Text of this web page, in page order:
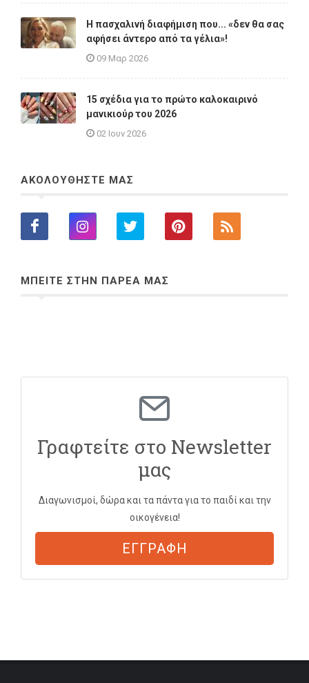
Η πασχαλινή διαφήμιση που... «δεν θα σας
αφήσει άντερο από τα γέλια»!
09 Μαρ 2026
15 σχέδια για το πρώτο καλοκαιρινό
μανικιούρ του 2026
02 Ιουν 2026
ΑΚΟΛΟΥΘΗΣΤΕ ΜΑΣ
ΜΠΕΙΤΕ ΣΤΗΝ ΠΑΡΕΑ ΜΑΣ
Γραφτείτε στο Newsletter
μας
Διαγωνισμοί, δώρα και τα πάντα για το παιδί και την
οικογένεια!
ΕΓΓΡΑΦΗ